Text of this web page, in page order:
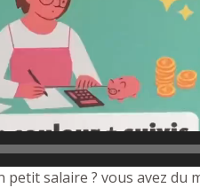
salaire ? vous avez du